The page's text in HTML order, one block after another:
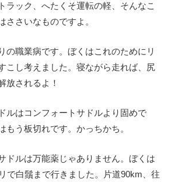
ラック、へたくそ運転の軽、そんなこ
ささいなものですよ。
の職業病です。ぼくはこれのためにリ
こし考えました。寝ながら走れば、尻
放されるよ！
ルはコンフォートサドルより固めで
もう板切れです。かっちかち。
ドルは万能薬じゃありません。ぼくは
で白鬚まで行きました。片道90km、往